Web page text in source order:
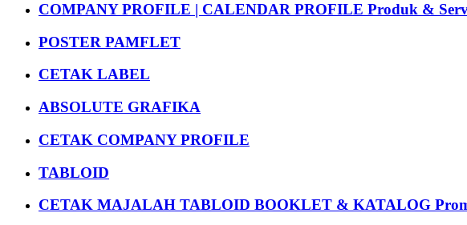
COMPANY PROFILE | CALENDAR PROFILE Produk &
POSTER PAMFLET
CETAK LABEL
ABSOLUTE GRAFIKA
CETAK COMPANY PROFILE
TABLOID
CETAK MAJALAH TABLOID BOOKLET & KATALOG